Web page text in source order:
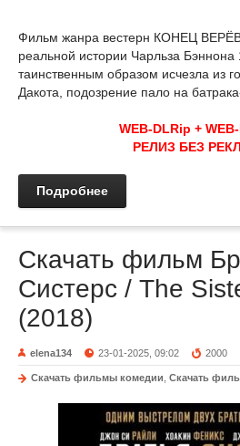
Фильм жанра вестерн КОНЕЦ
реальной истории Чарльза Бэннона
таинственным образом исчезла из
Дакота, подозрение пало на
WEB-DLRip +
РЕЛИЗ БЕЗ
Подробнее
Скачать фильм
Систерс / The
(2018)
elena134 23-01-2025, 09:02 2000
Скачать фильмы комедии Скачать